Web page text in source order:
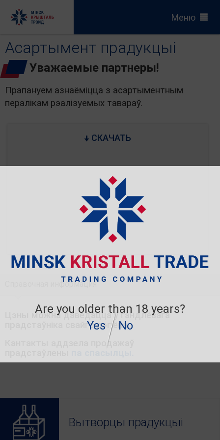
Меню
Асартымент прадукцыі
Уважаемые партнеры!
Прапануем азнаёміцца з асартыментным
пералікам рэалізуемых тавараў.
СКАЧАТЬ
Справочная информация
Цэны можна даведацца ў гандлёвага
прадстаўніка свайго рэгіёна.
Кантакты аддзела продажаў
Вытворцы прадукцыі
Are you older than 18 years?
Yes
No